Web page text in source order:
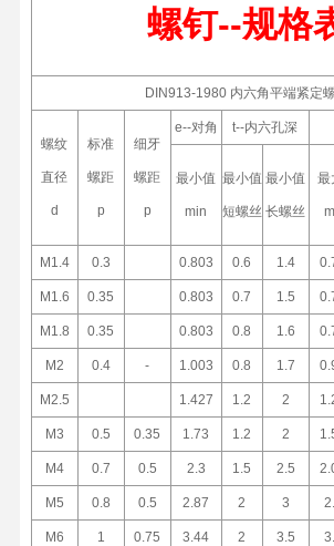
螺钉--规格
DIN913-1980 内六角平端紧定
螺纹
直径
d
标准
螺距
p
细牙
螺距
p
e--对角 t--内六孔深
最小值
min
最小值
短螺丝
最小值
长螺丝
最
M1.4 0.3 0.803 0.6 1.4
M1.6 0.35 0.803 0.7 1.5
M1.8 0.35 0.803 0.8 1.6
M2 0.4 - 1.003 0.8 1.7
M2.5 1.427 1.2 2
M3 0.5 0.35 1.73 1.2 2
M4 0.7 0.5 2.3 1.5 2.5
M5 0.8 0.5 2.87 2 3
M6 1 0.75 3.44 2 3.5